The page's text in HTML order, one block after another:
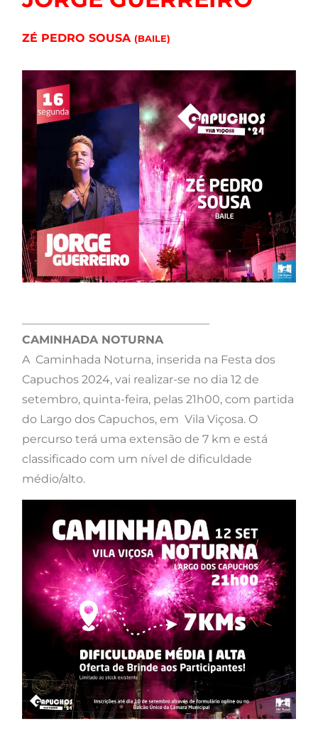
ZÉ PEDRO SOUSA (BAILE)
CAMINHADA NOTURNA
A Caminhada Noturna, inserida na Festa dos
Capuchos 2024, vai realizar-se no dia 12 de
setembro, quinta-feira, pelas 21h00, com partida
do Largo dos Capuchos, em Vila Viçosa. O
percurso terá uma extensão de 7 km e está
classificado com um nível de dificuldade
médio/alto.